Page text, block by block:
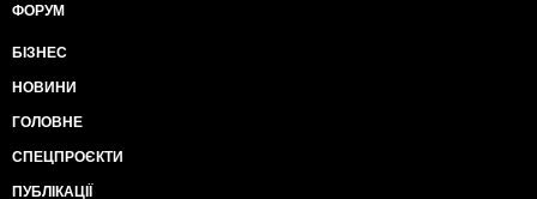
ФОРУМ
БІЗНЕС
НОВИНИ
ГОЛОВНЕ
СПЕЦПРОЄКТИ
ПУБЛІКАЦІЇ